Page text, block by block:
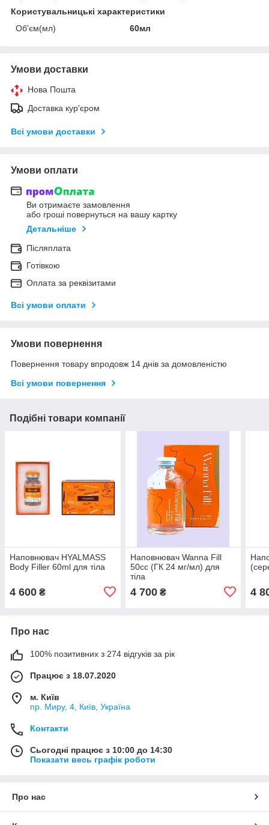
Користувальницькі характеристики
Об'єм(мл)
60мл
Умови доставки
Нова Пошта
Доставка кур'єром
Всі умови доставки
Умови оплати
Ви отримаєте замовлення
або гроші повернуться на вашу картку
Детальніше
Післяплата
Готівкою
Оплата за реквізитами
Всі умови оплати
Умови повернення
Повернення товару впродовж 14 днів за домовленістю
Всі умови повернення
Подібні товари компанії
Наповнювач HYALMASS
Body Filler 60ml для тіла
4 600 ₴
Наповнювач Wanna Fill
50cc (ГК 24 мг/мл) для
тіла
4 700₴ 4
Про нас
100% позитивних з 274 відгуків за рік
Працює з 18.07.2020
м. Київ
пр. Миру, 4, Київ, Україна
Контакти
Сьогодні працює з 10:00 до 14:30
Показати весь графік роботи
Про нас